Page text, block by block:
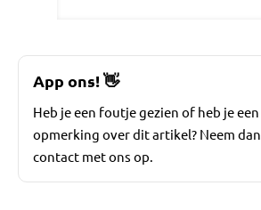
App ons!👋
Heb je een foutje gezien of heb je een
opmerking over dit artikel? Neem dan
contact met ons op.